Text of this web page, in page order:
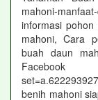
mahoni-
informasi
mahoni, Cara
buah daun
Facebook
benih mahoni